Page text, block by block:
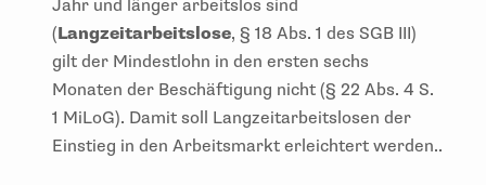
Jahr und länger arbeitslos sind
(Langzeitarbeitslose, § 18 Abs. 1 des SGB III)
gilt der Mindestlohn in den ersten sechs
Monaten der Beschäftigung nicht (§ 22 Abs. 4 S.
1 MiLoG). Damit soll Langzeitarbeitslosen der
Einstieg in den Arbeitsmarkt erleichtert werden..